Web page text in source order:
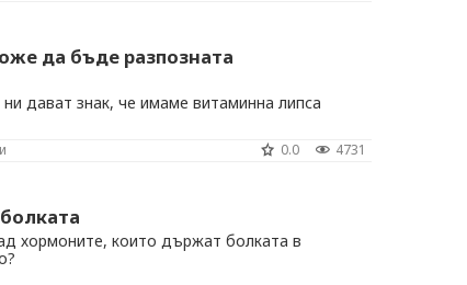
да бъде разпозната
дават знак, че имаме витаминна липса
4731
0.0
хормоните, които държат болката в